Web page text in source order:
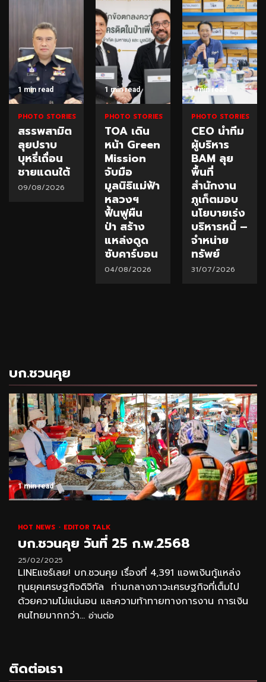
1 min read
PHOTO STORIES
สรรพสามิต
ลุยปราบ
บุหรี่เถื่อน
ชายแดนใต้
09/08/2026
1 min read
PHOTO STORIES
TOA เดิน
หน้า Green
Mission
จับมือ
มูลนิธิแม่ฟ้า
หลวงฯ
ฟื้นฟูผืน
ป่า สร้าง
แหล่งดูด
ซับคาร์บอน
04/08/2026
1 min read
PHOTO STORIES
CEO นำทีม
ผู้บริหาร
BAM ลุย
พื้นที่
สำนักงาน
ภูเก็ตมอบ
นโยบายเร่ง
บริหารหนี้ –
จำหน่าย
ทรัพย์
31/07/2026
บก.ชวนคุย
1 min read
HOT NEWS EDITOR TALK
บก.ชวนคุย วันที่ 25 ก.พ.2568
25/02/2025
LINEแชร์เลย! บก.ชวนคุย เรื่องที่ 4,391 แอพเงินกู้แหล่ง
ทุนยุคเศรษฐกิจดิจิทัล ท่ามกลางภาวะเศรษฐกิจที่เต็มไป
ด้วยความไม่แน่นอน และความท้าทายทางการงาน การเงิน
คนไทยมากกว่า... อ่านต่อ
ติดต่อเรา